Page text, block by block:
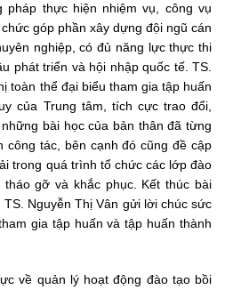
pháp thực hiện nhiệm vụ, công vụ
góp phần xây dựng đội ngũ cán
nghiệp, có đủ năng lực thực thi
phát triển và hội nhập quốc tế. TS.
toàn thể đại biểu tham gia tập huấn
của Trung tâm, tích cực trao đổi,
bài học của bản thân đã từng
tác, bên cạnh đó cũng đề cập
trong quá trình tổ chức các lớp đào
gỡ và khắc phục. Kết thúc bài
Nguyễn Thị Vân gửi lời chúc sức
gia tập huấn và tập huấn thành
về quản lý hoạt động đào tạo bồi